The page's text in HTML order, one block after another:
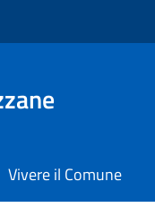
Vivere il Comune